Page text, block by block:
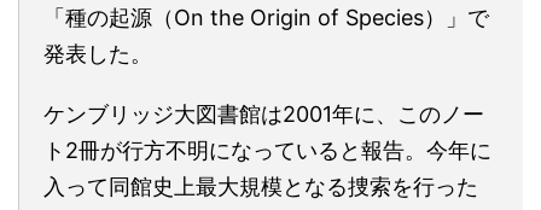
「種の起源（On the Origin of Species）」で
発表した。
ケンブリッジ大図書館は2001年に、このノー
ト2冊が行方不明になっていると報告。今年に
入って同館史上最大規模となる捜索を行った